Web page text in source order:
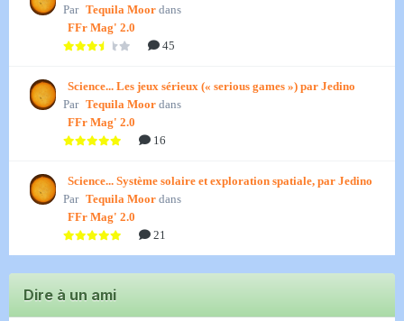
Par Tequila Moor dans
FFr Mag' 2.0
45
Science... Les jeux sérieux (« serious games ») par Jedino
Par Tequila Moor dans
FFr Mag' 2.0
16
Science... Système solaire et exploration spatiale, par Jedino
Par Tequila Moor dans
FFr Mag' 2.0
21
Dire à un ami